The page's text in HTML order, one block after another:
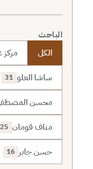
الباحث
الكل مركز
ساشا العلو 31
محسن
مناف قومان 25
حسن جابر 16